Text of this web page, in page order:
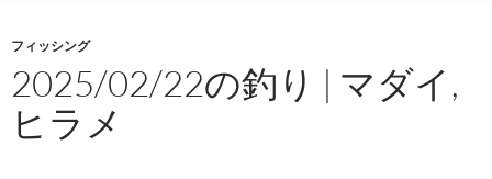
フィッシング
2025/02/22の釣り | マダイ,
ヒラメ